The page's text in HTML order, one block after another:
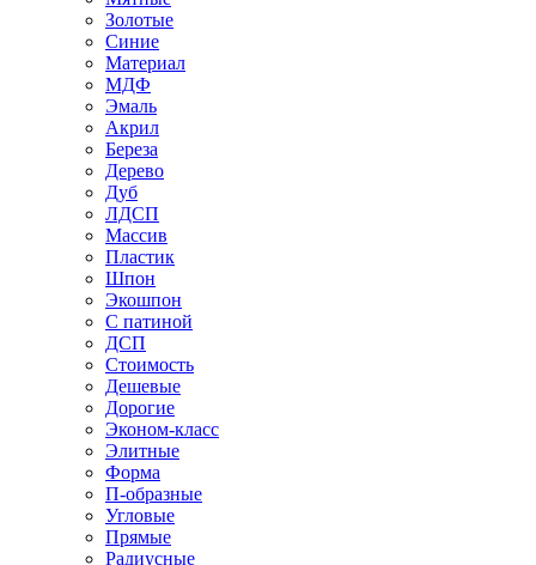
Золотые
Синие
Материал
МДФ
Эмаль
Акрил
Береза
Дерево
Дуб
ЛДСП
Массив
Пластик
Шпон
Экошпон
С патиной
ДСП
Стоимость
Дешевые
Дорогие
Эконом-класс
Элитные
Форма
П-образные
Угловые
Прямые
Радиусные